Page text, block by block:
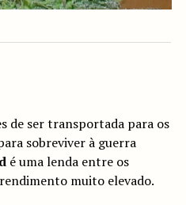
de ser transportada para os
sobreviver à guerra
é uma lenda entre os
muito elevado.